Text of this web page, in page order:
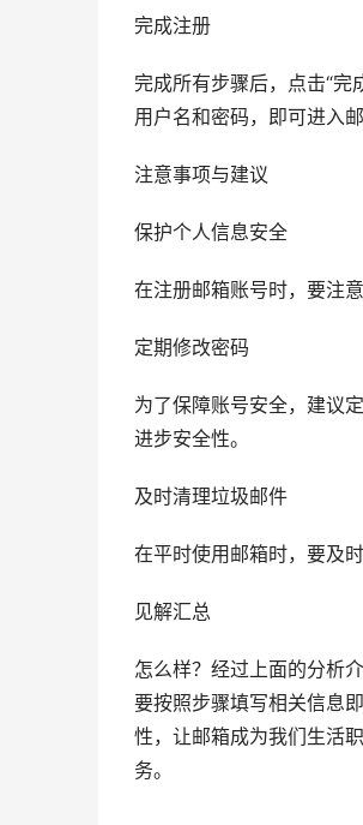
完成注册
完成所有步骤后，点击“完
用户名和密码，即可进入
注意事项与建议
保护个人信息安全
在注册邮箱账号时，要注
定期修改密码
为了保障账号安全，建议
进步安全性。
及时清理垃圾邮件
在平时使用邮箱时，要及
见解汇总
怎么样？经过上面的分析
要按照步骤填写相关信息
性，让邮箱成为我们生活
务。